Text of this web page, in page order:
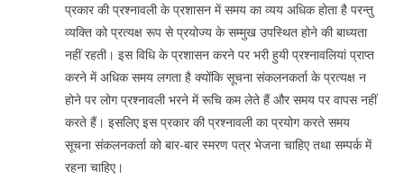
प्रकार की प्रश्नावली के प्रशासन में समय का व्यय अधिक होता है परन्तु
व्यक्ति को प्रत्यक्ष रूप से प्रयोज्य के सम्मुख उपस्थित होने की बाध्यता
नहीं रहती। इस विधि के प्रशासन करने पर भरी हुयी प्रश्नावलियां प्राप्त
करने में अधिक समय लगता है क्योंकि सूचना संकलनकर्ता के प्रत्यक्ष न
होने पर लोग प्रश्नावली भरने में रूचि कम लेते हैं और समय पर वापस नहीं
करते हैं। इसलिए इस प्रकार की प्रश्नावली का प्रयोग करते समय
सूचना संकलनकर्ता को बार-बार स्मरण पत्र भेजना चाहिए तथा सम्पर्क में
रहना चाहिए।